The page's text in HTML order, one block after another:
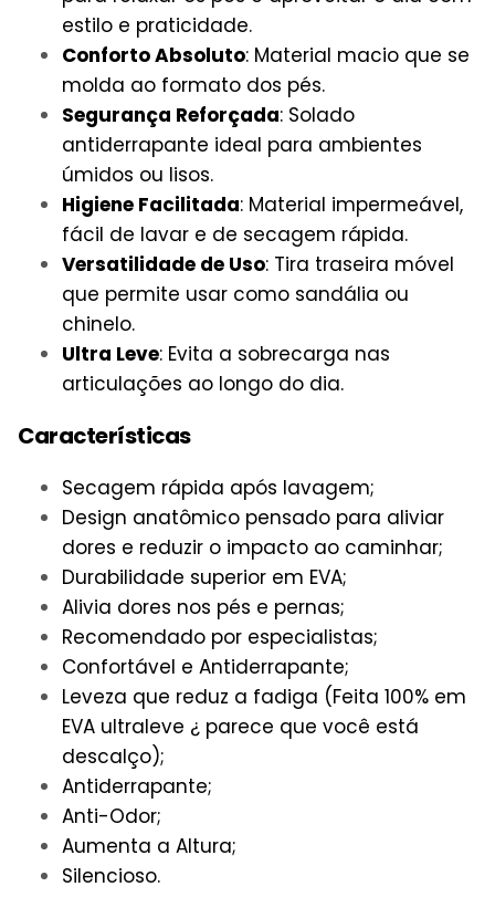
estilo e praticidade.
Conforto Absoluto: Material macio que se
molda ao formato dos pés.
Segurança Reforçada: Solado
antiderrapante ideal para ambientes
úmidos ou lisos.
Higiene Facilitada: Material impermeável,
fácil de lavar e de secagem rápida.
Versatilidade de Uso: Tira traseira móvel
que permite usar como sandália ou
chinelo.
Ultra Leve: Evita a sobrecarga nas
articulações ao longo do dia.
Características
Secagem rápida após lavagem;
Design anatômico pensado para aliviar
dores e reduzir o impacto ao caminhar;
Durabilidade superior em EVA;
Alivia dores nos pés e pernas;
Recomendado por especialistas;
Confortável e Antiderrapante;
Leveza que reduz a fadiga (Feita 100% em
EVA ultraleve ¿ parece que você está
descalço);
Antiderrapante;
Anti-Odor;
Aumenta a Altura;
Silencioso.